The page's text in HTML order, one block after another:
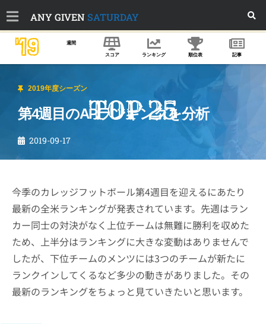
ANY GIVEN SATURDAY
'19 週間
スコア ランキング 順位表 記事
2019年度シーズン
第4週目のAPランキングを分析
2019-09-17
今季のカレッジフットボール第4週目を迎えるにあたり
最新の全米ランキングが発表されています。先週はラン
カー同士の対決がなく上位チームは無難に勝利を収めた
ため、上半分はランキングに大きな変動はありませんで
したが、下位チームのメンツには3つのチームが新たに
ランクインしてくるなど多少の動きがありました。その
最新のランキングをちょっと見ていきたいと思います。